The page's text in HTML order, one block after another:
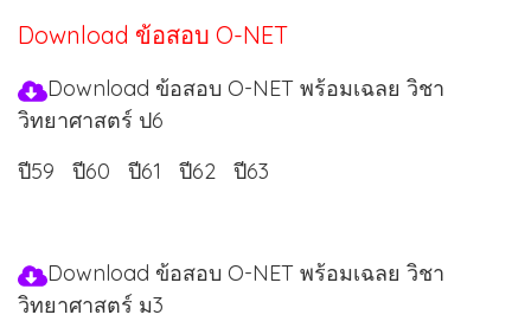
Download ข้อสอบ O-NET
Download ข้อสอบ O-NET พร้อมเฉลย วิชา
วิทยาศาสตร์ ป6
ปี59
ปี60 ปี61 ปี62 ปี63
Download ข้อสอบ O-NET พร้อมเฉลย วิชา
วิทยาศาสตร์ ม3